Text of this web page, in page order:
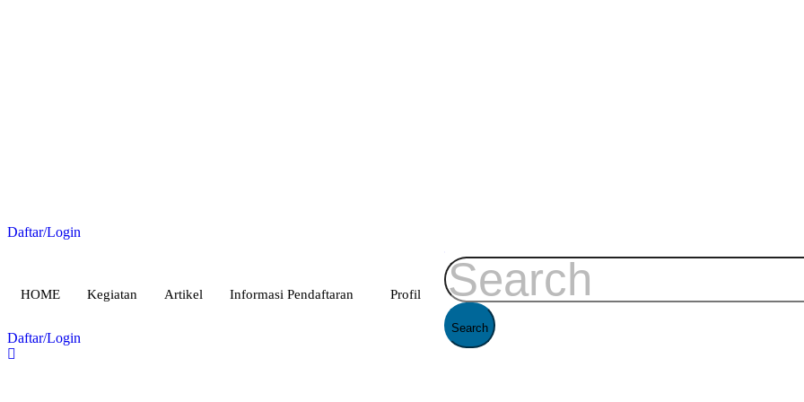
Daftar/Login
HOME Kegiatan Artikel Informasi Pendaftaran Profil
Daftar/Login